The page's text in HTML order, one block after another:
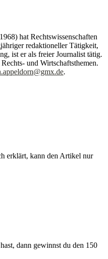
hat Rechtswissenschaften
redaktioneller Tätigkeit,
ist er als freier Journalist tätig.
und Wirtschaftsthemen.
.
erklärt, kann den Artikel nur
dann gewinnst du den 150